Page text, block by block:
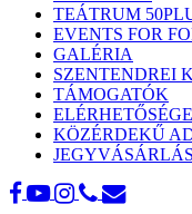
TEÁTRUM
EVENTS FOR
GALÉRIA
SZENTENDREI
TÁMOGATÓK
KÖZÉRDEKŰ
JEGYVÁSÁRLÁS